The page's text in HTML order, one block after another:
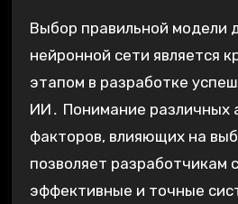
Выбор правильной модели
нейронной сети является
этапом в разработке
ИИ․ Понимание различных
факторов, влияющих на
позволяет разработчикам
эффективные и точные